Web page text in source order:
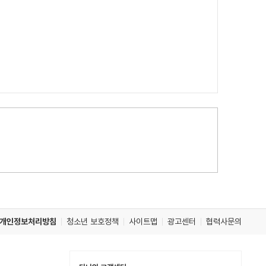
개인정보처리방침 청소년 보호정책 사이트맵 광고센터 협력사문의